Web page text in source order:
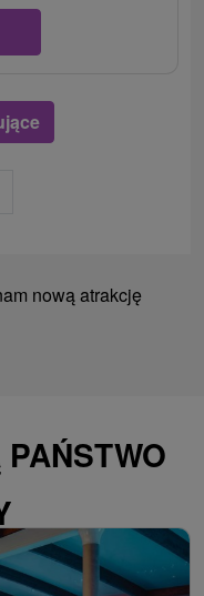
nową atrakcję